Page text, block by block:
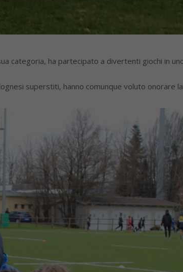
categoria, ha partecipato a divertenti giochi in
superstiti, hanno comunque voluto onorare